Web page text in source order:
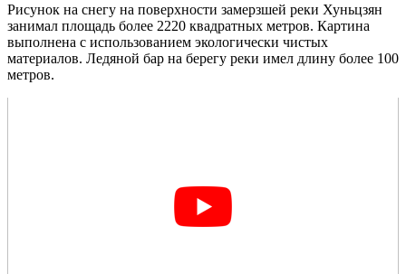
Рисунок на снегу на поверхности замерзшей реки Хуньцзян
занимал площадь более 2220 квадратных метров. Картина
выполнена с использованием экологически чистых
материалов. Ледяной бар на берегу реки имел длину более 100
метров.